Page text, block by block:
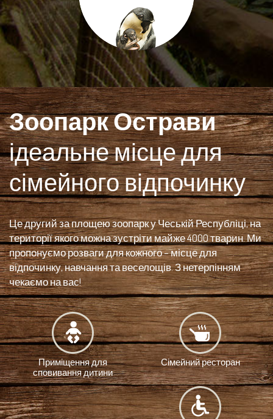
Зоопарк Острави
ідеальне місце для
сімейного відпочинку
Це другий за площею зоопарк у Чеській Республіці, на
території якого можна зустріти майже 4000 тварин. Ми
пропонуємо розваги для кожного – місце для
відпочинку, навчання та веселощів. З нетерпінням
чекаємо на вас!
Приміщення для
сповивання дитини
Сімейний ресторан